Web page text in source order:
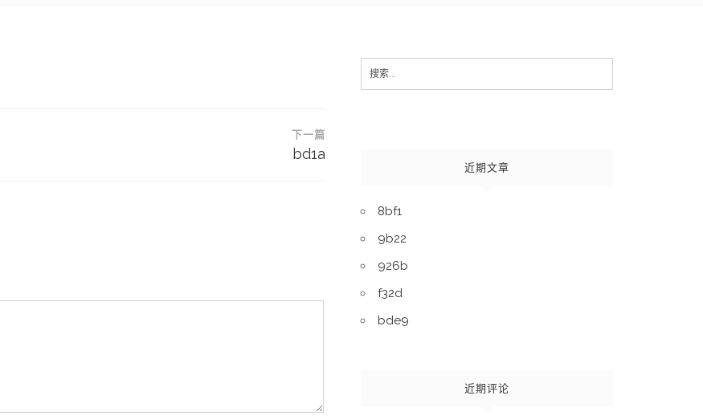
下一篇
bd1a
Search
for:
近期文章
8bf1
9b22
926b
f32d
bde9
近期评论